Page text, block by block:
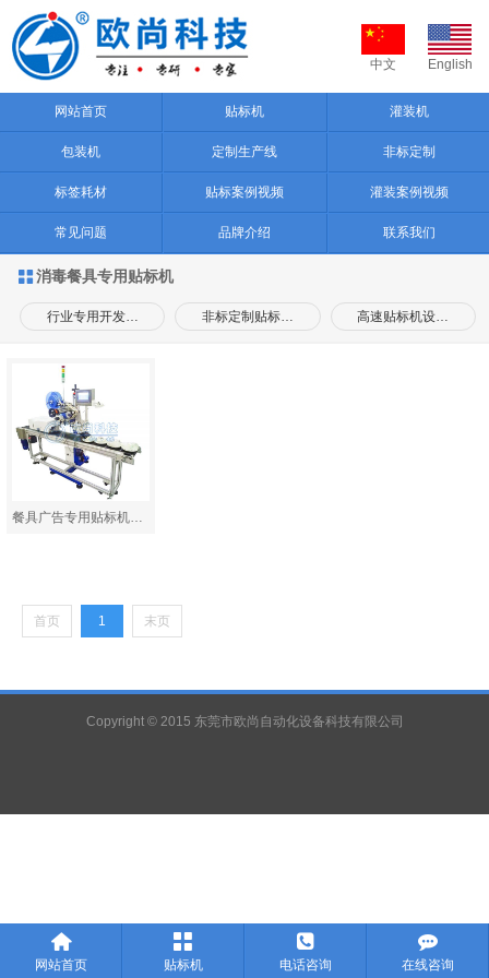
中文 English
网站首页 贴标机 灌装机
包装机 定制生产线 非标定制
标签耗材 贴标案例视频 灌装案例视频
常见问题 品牌介绍 联系我们
 消毒餐具专用贴标机
行业专用开发… 非标定制贴标… 高速贴标机设…
首页 1 末页
Copyright © 2015 东莞市欧尚自动化设备科技有限公司

网站首页

贴标机

电话咨询

在线咨询